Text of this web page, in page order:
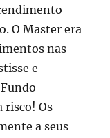
O Master era
nas
e
risco! Os
a seus